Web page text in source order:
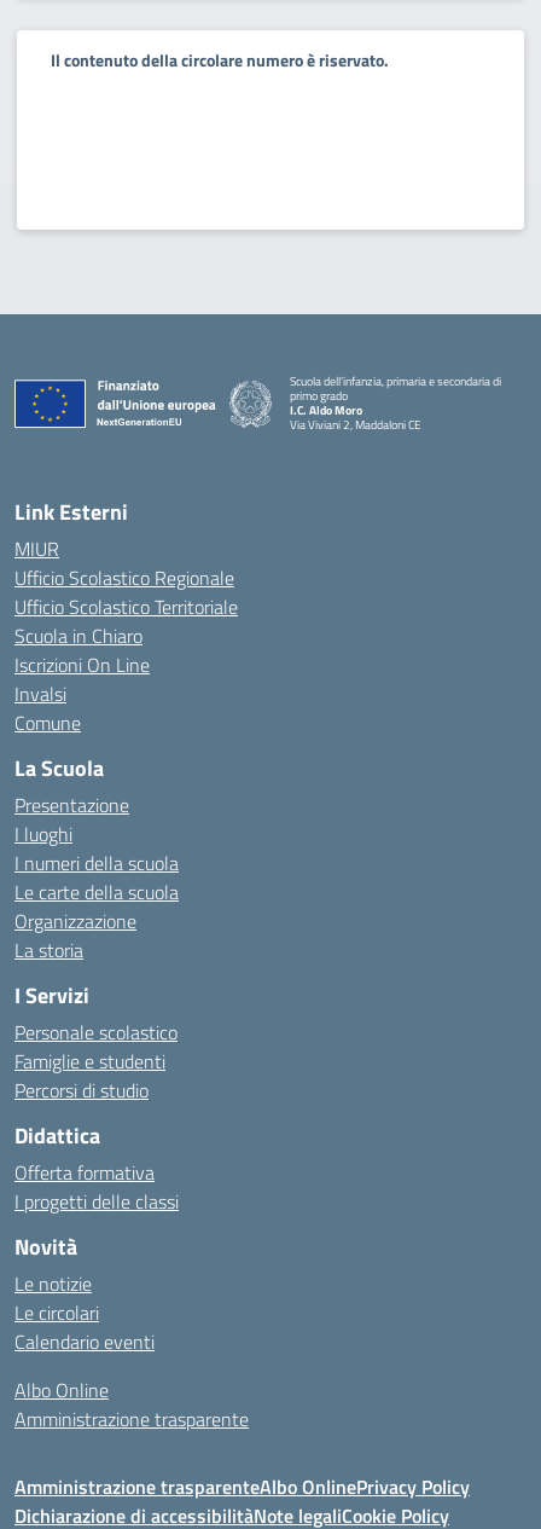
Il contenuto della circolare numero è riservato.
Scuola dell’infanzia, primaria e secondaria di
primo grado
I.C. Aldo Moro
Via Viviani 2, Maddaloni CE
Link Esterni
MIUR
Ufficio Scolastico Regionale
Ufficio Scolastico Territoriale
Scuola in Chiaro
Iscrizioni On Line
Invalsi
Comune
La Scuola
Presentazione
I luoghi
I numeri della scuola
Le carte della scuola
Organizzazione
La storia
I Servizi
Personale scolastico
Famiglie e studenti
Percorsi di studio
Didattica
Offerta formativa
I progetti delle classi
Novità
Le notizie
Le circolari
Calendario eventi
Albo Online
Amministrazione trasparente
Amministrazione trasparenteAlbo OnlinePrivacy Policy
Dichiarazione di accessibilitàNote legaliCookie Policy